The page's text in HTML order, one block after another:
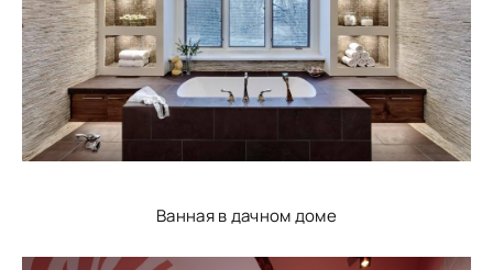
Ванная в дачном доме